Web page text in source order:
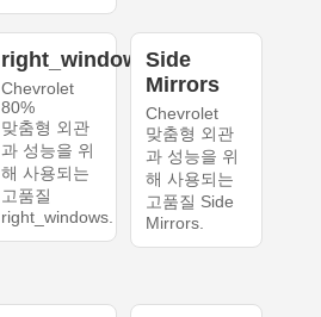
right_windows
Chevrolet
80%
맞춤형 외관
과 성능을 위
해 사용되는
고품질
right_windows.
Side
Mirrors
Chevrolet
맞춤형 외관
과 성능을 위
해 사용되는
고품질 Side
Mirrors.